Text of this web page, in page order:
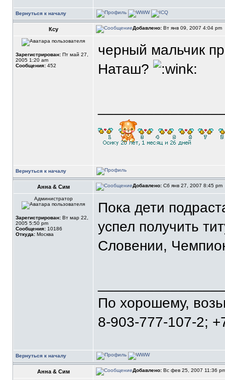
Вернуться к началу
Ксу Добавлено: Вт янв 09, 2007 4:04 pm
Зарегистрирован: Пт май 27,
2005 1:20 am
Сообщения: 452
черный мальчик
Наташ?
Вернуться к началу
Анна & Сим Добавлено: Сб янв 27, 2007 8:45 pm
Администратор
Зарегистрирован: Вт мар 22,
2005 5:50 pm
Сообщения: 10186
Откуда: Москва
Пока дети
успел получить
Словении,
По хорошему,
8-903-777-107-2;
Вернуться к началу
Анна & Сим Добавлено: Вс фев 25, 2007 11:36